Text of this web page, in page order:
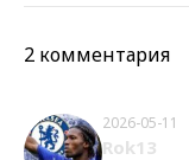
2 комментария
2026-05-11
Rok13